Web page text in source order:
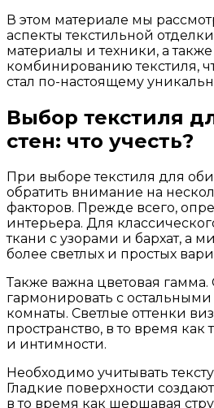
В этом материале мы
аспекты текстильной
материалы и техники, а
комбинированию текстиля,
стал по-настоящему
Выбор текстиля
стен: что учесть?
При выборе текстиля для
обратить внимание на
факторов. Прежде всего,
интерьера. Для
ткани с узорами и бархат, а
более светлых и простых
Также важна цветовая
гармонировать с
комнаты. Светлые оттенки
пространство, в то время как
и интимности.
Необходимо учитывать
Гладкие поверхности
в то время как шершавая